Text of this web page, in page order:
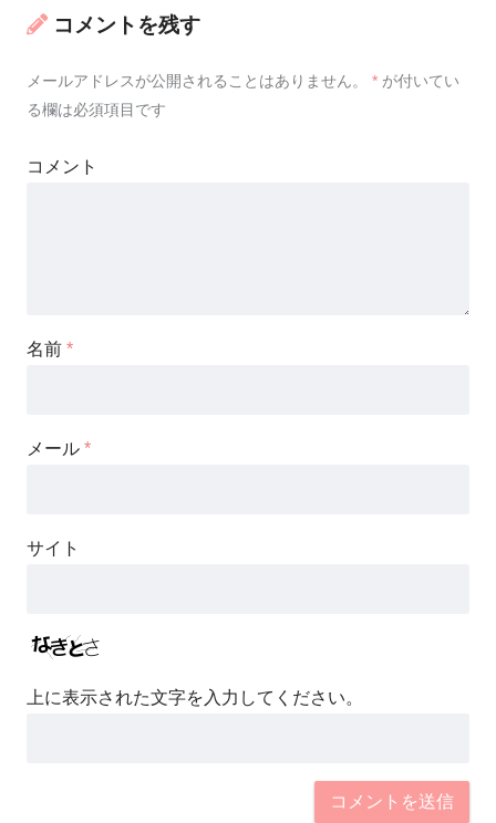
コメントを残す
メールアドレスが公開されることはありません。 * が付いてい
る欄は必須項目です
コメント
名前 *
メール *
サイト
上に表示された文字を入力してください。